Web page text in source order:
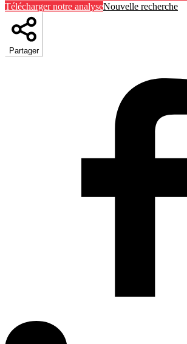
Télécharger notre analyseNouvelle recherche
Partager